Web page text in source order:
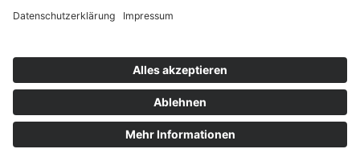
COPYRIGHT © 2025
BDS-CENTRO SCHORNDORF E.V.